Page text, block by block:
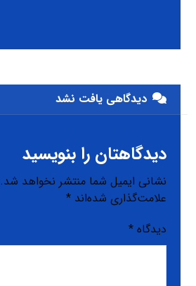
دیدگاهی یافت نشد
دیدگاهتان را بنویسید
نشانی ایمیل شما منتشر نخواهد شد.
علامت‌گذاری شده‌اند*
دیدگاه*